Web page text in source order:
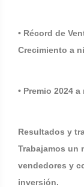
• Récord de
Crecimiento a
• Premio 2024
Resultados y
Trabajamos un
vendedores y
inversión.